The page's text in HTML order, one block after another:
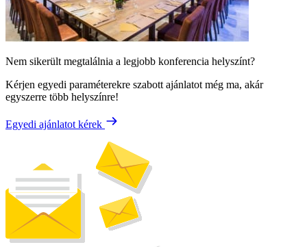
Nem sikerült megtalálnia a legjobb konferencia helyszínt?
Kérjen egyedi paraméterekre szabott ajánlatot még ma, akár
egyszerre több helyszínre!
Egyedi ajánlatot kérek